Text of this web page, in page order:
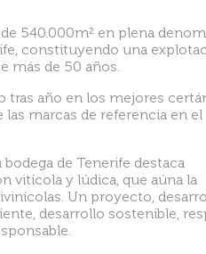
540.000m² en plena
constituyendo una
más de 50 años.
tras año en los mejores
marcas de referencia en el
de Tenerife destaca
vitícola y lúdica, que aúna la
Un proyecto,
desarrollo sostenible,